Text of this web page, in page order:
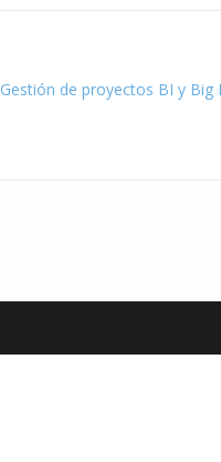
Gestión de proyectos BI y Big